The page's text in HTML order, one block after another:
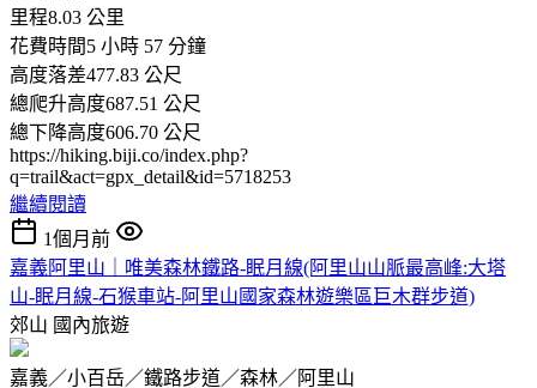
里程8.03 公里
花費時間5 小時 57 分鐘
高度落差477.83 公尺
總爬升高度687.51 公尺
總下降高度606.70 公尺
https://hiking.biji.co/index.php?
q=trail&act=gpx_detail&id=5718253
繼續閱讀
1個月前
嘉義阿里山｜唯美森林鐵路-眠月線(阿里山山脈最高峰:大塔
山-眠月線-石猴車站-阿里山國家森林遊樂區巨木群步道)
郊山 國內旅遊
嘉義／小百岳／鐵路步道／森林／阿里山